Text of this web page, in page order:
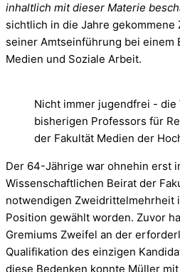
inhaltlich mit dieser Materie
sichtlich in die Jahre gekommene
seiner Amtseinführung bei einem
Medien und Soziale Arbeit.
Nicht immer jugendfrei - die
bisherigen Professors für
der Fakultät Medien der
Der 64-Jährige war ohnehin erst
Wissenschaftlichen Beirat der
notwendigen Zweidrittelmehrheit
Position gewählt worden. Zuvor
Gremiums Zweifel an der
Qualifikation des einzigen
diese Bedenken konnte Müller